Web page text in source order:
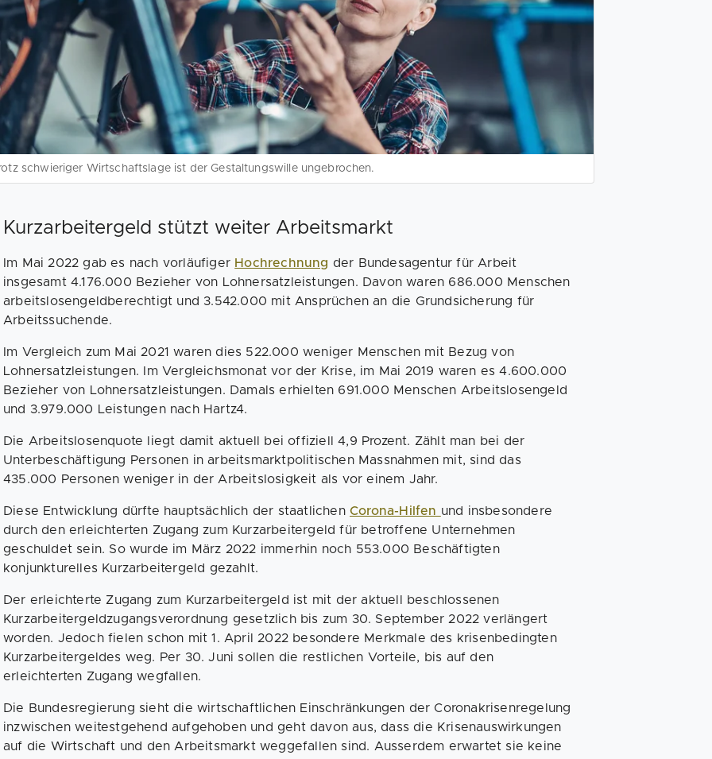
schwieriger Wirtschaftslage ist der Gestaltungswille ungebrochen.
Kurzarbeitergeld stützt weiter Arbeitsmarkt
Im Mai 2022 gab es nach vorläufiger Hochrechnung der Bundesagentur für Arbeit
insgesamt 4.176.000 Bezieher von Lohnersatzleistungen. Davon waren 686.000 Menschen
arbeitslosengeldberechtigt und 3.542.000 mit Ansprüchen an die Grundsicherung für
Arbeitssuchende.
Im Vergleich zum Mai 2021 waren dies 522.000 weniger Menschen mit Bezug von
Lohnersatzleistungen. Im Vergleichsmonat vor der Krise, im Mai 2019 waren es 4.600.000
Bezieher von Lohnersatzleistungen. Damals erhielten 691.000 Menschen Arbeitslosengeld
und 3.979.000 Leistungen nach Hartz4.
Die Arbeitslosenquote liegt damit aktuell bei offiziell 4,9 Prozent. Zählt man bei der
Unterbeschäftigung Personen in arbeitsmarktpolitischen Massnahmen mit, sind das
435.000 Personen weniger in der Arbeitslosigkeit als vor einem Jahr.
Diese Entwicklung dürfte hauptsächlich der staatlichen Corona-Hilfen und insbesondere
durch den erleichterten Zugang zum Kurzarbeitergeld für betroffene Unternehmen
geschuldet sein. So wurde im März 2022 immerhin noch 553.000 Beschäftigten
konjunkturelles Kurzarbeitergeld gezahlt.
Der erleichterte Zugang zum Kurzarbeitergeld ist mit der aktuell beschlossenen
Kurzarbeitergeldzugangsverordnung gesetzlich bis zum 30. September 2022 verlängert
worden. Jedoch fielen schon mit 1. April 2022 besondere Merkmale des krisenbedingten
Kurzarbeitergeldes weg. Per 30. Juni sollen die restlichen Vorteile, bis auf den
erleichterten Zugang wegfallen.
Die Bundesregierung sieht die wirtschaftlichen Einschränkungen der Coronakrisenregelung
inzwischen weitestgehend aufgehoben und geht davon aus, dass die Krisenauswirkungen
auf die Wirtschaft und den Arbeitsmarkt weggefallen sind. Ausserdem erwartet sie keine